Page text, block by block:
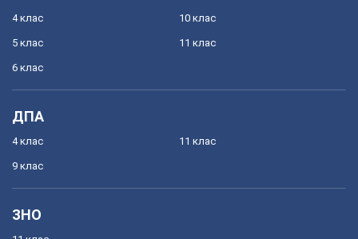
4 клас
5 клас
6 клас
10 клас
11 клас
ДПА
4 клас
9 клас
11 клас
ЗНО